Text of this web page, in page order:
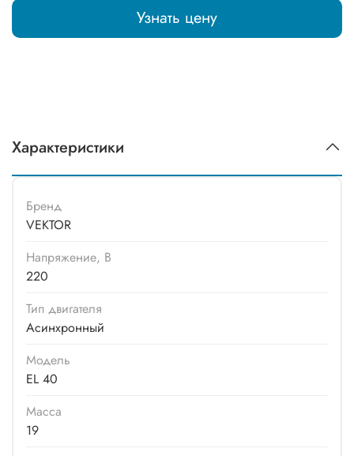
Узнать цену
Характеристики
Бренд
VEKTOR
Напряжение, В
220
Тип двигателя
Асинхронный
Модель
EL 40
Масса
19